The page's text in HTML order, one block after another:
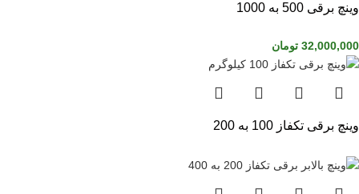
وینچ برقی 500 به 1000
32,000,000 تومان
وینچ برقی تکفاز 100 به 200